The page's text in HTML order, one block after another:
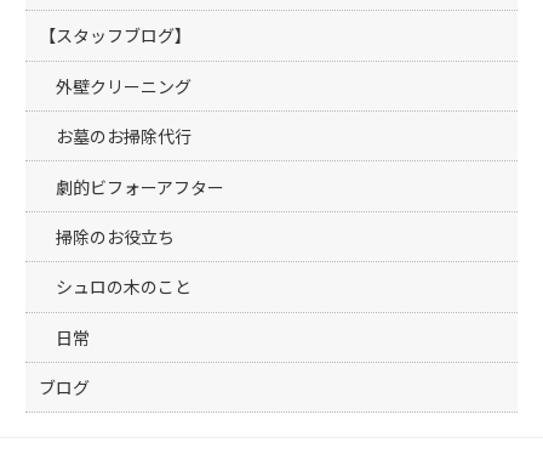
【スタッフブログ】
外壁クリーニング
お墓のお掃除代行
劇的ビフォーアフター
掃除のお役立ち
シュロの木のこと
日常
ブログ